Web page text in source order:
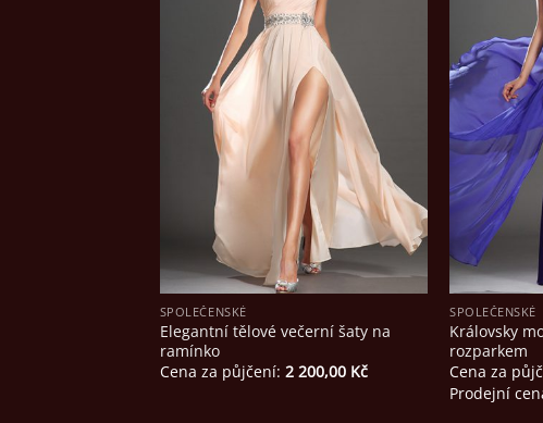
SPOLEČENSKÉ
Elegantní tělové večerní šaty na
ramínko
Cena za půjčení: 2 200,00 Kč
SPOLEČENSKÉ
Královsky
rozparkem
Cena za
Prodejní